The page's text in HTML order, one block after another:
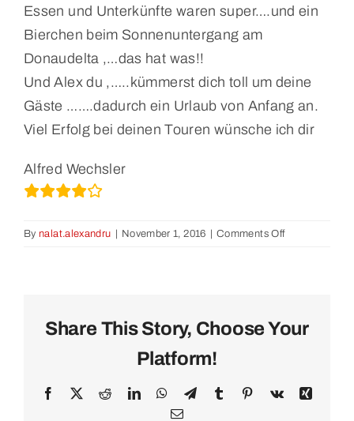
Essen und Unterkünfte waren super….und ein
Bierchen beim Sonnenuntergang am
Donaudelta ,…das hat was!!
Und Alex du ,…..kümmerst dich toll um deine
Gäste …….dadurch ein Urlaub von Anfang an.
Viel Erfolg bei deinen Touren wünsche ich dir
Alfred Wechsler
By nalat.alexandru November 1, 2016 Comments Offon
Share This Story, Choose Your
Platform!
Facebook RedditLinkedInWhatsApp
TelegramTumblr Pinterest
Vk
Xing
Email